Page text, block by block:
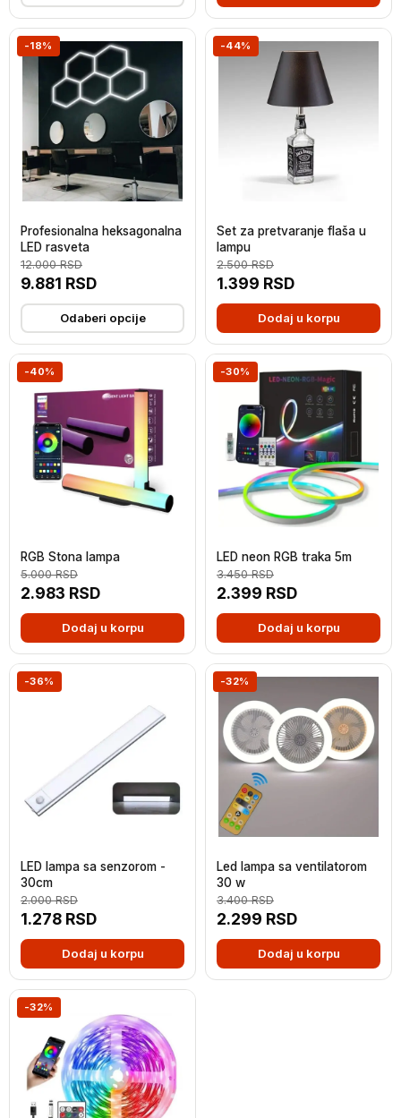
-18%
Profesionalna heksagonalna
LED rasveta
9.881 RSD
12.000RSD
Odaberi opcije
-44%
Set za pretvaranje flaša u
lampu
1.399 RSD
2.500RSD
Dodaj u korpu
-40%
RGB Stona lampa
2.983 RSD
5.000RSD
Dodaj u korpu
-30%
LED neon RGB traka 5m
2.399 RSD
3.450RSD
Dodaj u korpu
-36%
LED lampa sa senzorom -
30cm
1.278 RSD
2.000RSD
Dodaj u korpu
-32%
Led lampa sa ventilatorom
30 w
2.299 RSD
3.400RSD
Dodaj u korpu
-32%